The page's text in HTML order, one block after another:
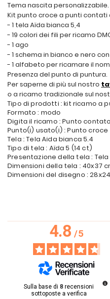
Tema nascita personalizzabile.
Kit punto croce a punti contati
- 1 tela Aïda bianca 5,4
- 19 colori dei fili per ricamo
- 1 ago
- 1 schema in bianco e nero
- 1 alfabeto per ricamare il
Presenza del punto di puntura.
Per saperne di più sul nostro
o a ricamo tradizionale sul
Tipo di prodotti : kit ricamo a
Formato : modo
Digita il ricamo : Punto contato
Punto(i) usato(i) : Punto croce
Tela : Tela Aida bianca 5.4
Tipo di tela : Aïda 5 (14 ct)
Presentazione della tela :
Dimensioni della tela : 40x37
Dimensioni del disegno :
4.8/5
Sulla base di 8 recensioni
sottoposte a verifica